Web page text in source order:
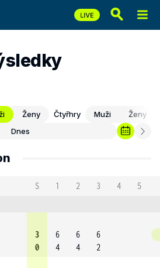
Ženy Čtyřhry Muži
Ženy
Dnes
S 1 2 3 4
5
3
0
6
4
6
4
6
2